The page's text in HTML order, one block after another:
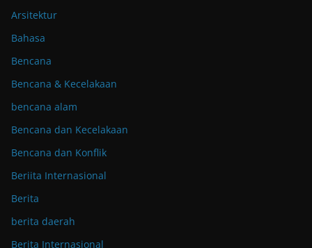
Arsitektur
Bahasa
Bencana
Bencana & Kecelakaan
bencana alam
Bencana dan Kecelakaan
Bencana dan Konflik
Beriita Internasional
Berita
berita daerah
Berita Internasional